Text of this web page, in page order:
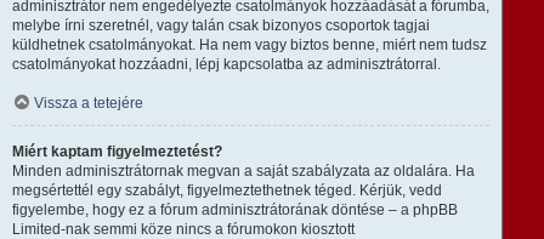
adminisztrátor nem engedélyezte csatolmányok hozzáadását a fórumba,
melybe írni szeretnél, vagy talán csak bizonyos csoportok tagjai
küldhetnek csatolmányokat. Ha nem vagy biztos benne, miért nem tudsz
csatolmányokat hozzáadni, lépj kapcsolatba az adminisztrátorral.
Vissza a tetejére
Miért kaptam figyelmeztetést?
Minden adminisztrátornak megvan a saját szabályzata az oldalára. Ha
megsértettél egy szabályt, figyelmeztethetnek téged. Kérjük, vedd
figyelembe, hogy ez a fórum adminisztrátorának döntése – a phpBB
Limited-nak semmi köze nincs a fórumokon kiosztott